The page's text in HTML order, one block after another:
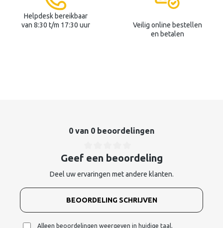
Helpdesk bereikbaar
van 8:30 t/m 17:30 uur
Veilig online bestellen
en betalen
0 van 0 beoordelingen
Geef een beoordeling
Deel uw ervaringen met andere klanten.
BEOORDELING SCHRIJVEN
Alleen beoordelingen weergeven in huidige taal.